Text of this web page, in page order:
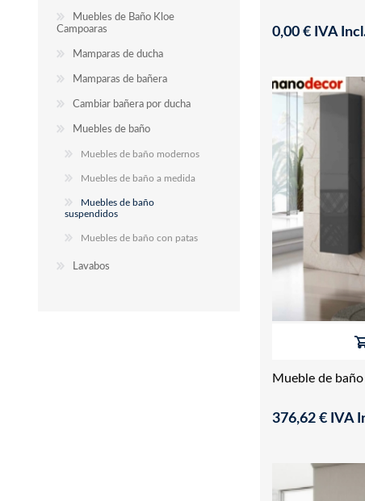
0,00 € IVA
Mueble de
376,62 € IVA
Muebles de Baño Kloe
Campoaras
Mamparas de ducha
Mamparas de bañera
Cambiar bañera por ducha
Muebles de baño
Muebles de baño modernos
Muebles de baño a medida
Muebles de baño
suspendidos
Muebles de baño con patas
Lavabos